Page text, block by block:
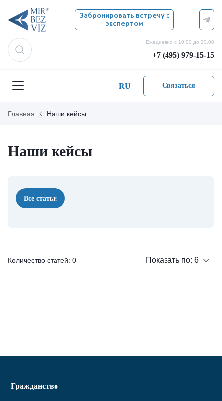
Забронировать встречу с
экспертом
Ежедневно с 10.00 до 20.00
+7 (495) 979-15-15
RU Связаться
Главная Наши кейсы
Наши кейсы
Все статьи
Количество статей: 0 Показать по: 6
Гражданство